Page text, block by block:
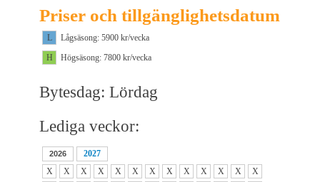
Priser och tillgänglighetsdatum
L
Lågsäsong: 5900 kr/vecka
H
Högsäsong: 7800 kr/vecka
Bytesdag: Lördag
Lediga veckor:
2026
2027
X
X X X X X X X X X X X
X